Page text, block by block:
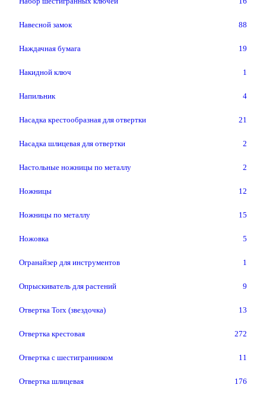
Навесной замок 88
Наждачная бумага 19
Накидной ключ 1
Напильник 4
Насадка крестообразная для отвертки 21
Насадка шлицевая для отвертки 2
Настольные ножницы по металлу 2
Ножницы 12
Ножницы по металлу 15
Ножовка 5
Огранайзер для инструментов 1
Опрыскиватель для растений 9
Отвертка Torx (звездочка) 13
Отвертка крестовая 272
Отвертка с шестигранником 11
Отвертка шлицевая 176